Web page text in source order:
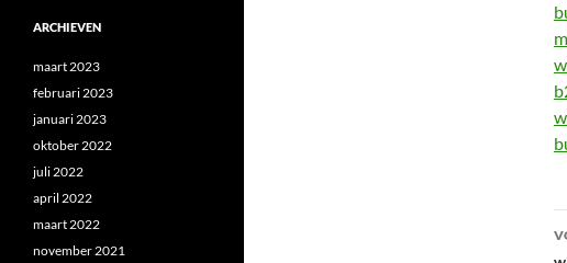
ARCHIEVEN
maart 2023
februari 2023
januari 2023
oktober 2022
juli 2022
april 2022
maart 2022
november 2021